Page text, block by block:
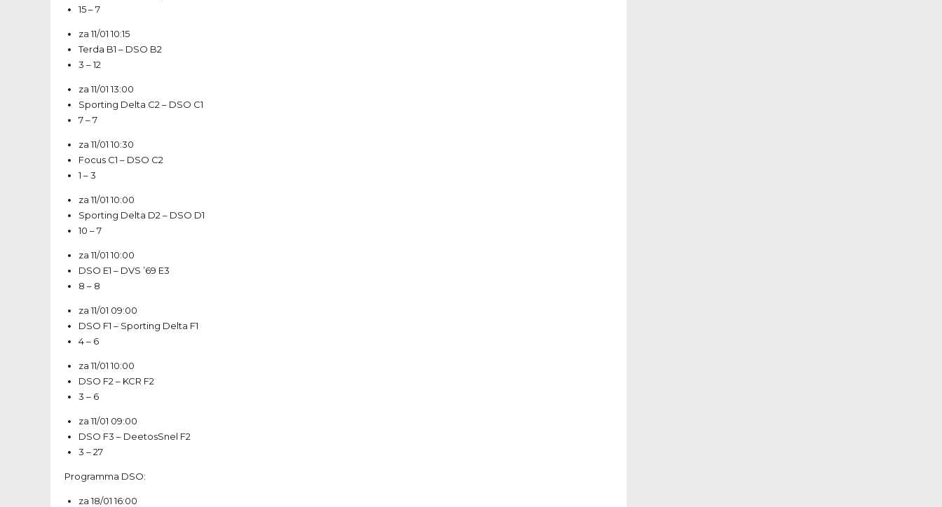
15 – 7
za 11/0110:15
Terda B1 – DSO B2
3 – 12
za 11/0113:00
Sporting Delta C2 – DSO C1
7 – 7
za 11/0110:30
Focus C1 – DSO C2
1 – 3
za 11/0110:00
Sporting Delta D2 – DSO D1
10 – 7
za 11/0110:00
DSO E1 – DVS ’69 E3
8 – 8
za 11/01 09:00
DSO F1 – Sporting Delta F1
4 – 6
za 11/0110:00
DSO F2 – KCR F2
3 – 6
za 11/01 09:00
DSO F3 – DeetosSnel F2
3 – 27
Programma DSO:
za 18/0116:00